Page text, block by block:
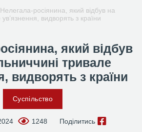
Нелегала-росіянина, який відбув на
видворять з країни
який відбув
тривале
видворять з країни
Суспільство
1248 Поділитись